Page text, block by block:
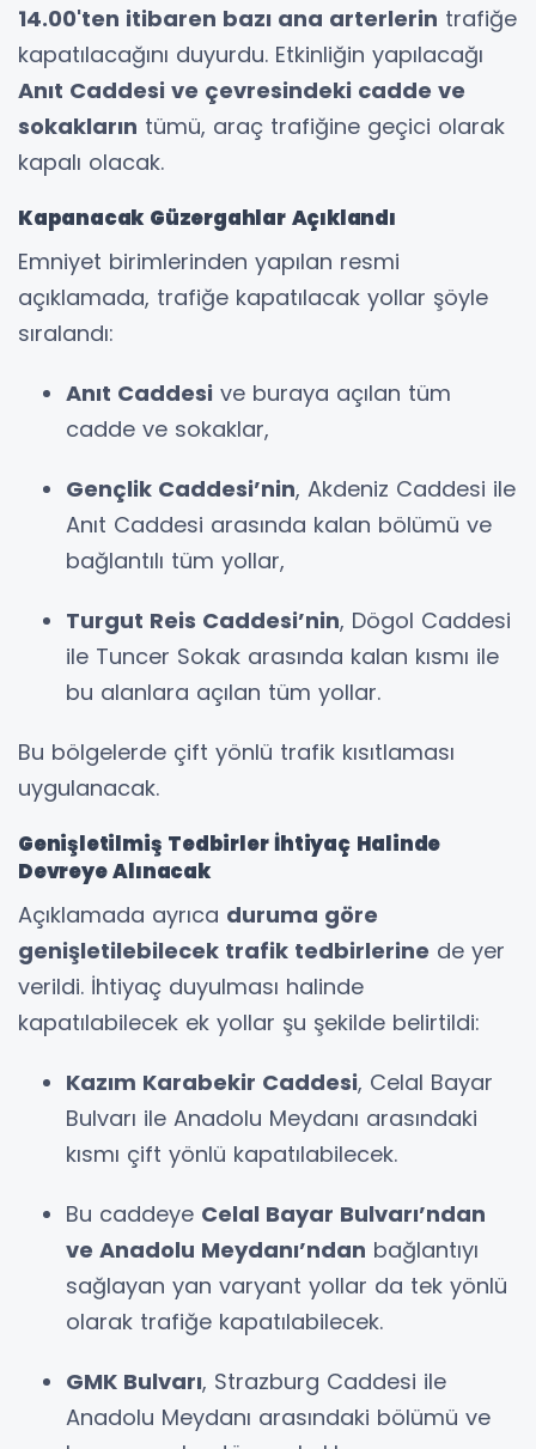
14.00'ten itibaren bazı ana arterlerin trafiğe
kapatılacağını duyurdu. Etkinliğin yapılacağı
Anıt Caddesi ve çevresindeki cadde ve
sokakların tümü, araç trafiğine geçici olarak
kapalı olacak.
Kapanacak Güzergahlar Açıklandı
Emniyet birimlerinden yapılan resmi
açıklamada, trafiğe kapatılacak yollar şöyle
sıralandı:
Anıt Caddesi ve buraya açılan tüm
cadde ve sokaklar,
Gençlik Caddesi’nin, Akdeniz Caddesi ile
Anıt Caddesi arasında kalan bölümü ve
bağlantılı tüm yollar,
Turgut Reis Caddesi’nin, Dögol Caddesi
ile Tuncer Sokak arasında kalan kısmı ile
bu alanlara açılan tüm yollar.
Bu bölgelerde çift yönlü trafik kısıtlaması
uygulanacak.
Genişletilmiş Tedbirler İhtiyaç Halinde
Devreye Alınacak
Açıklamada ayrıca duruma göre
genişletilebilecek trafik tedbirlerine de yer
verildi. İhtiyaç duyulması halinde
kapatılabilecek ek yollar şu şekilde belirtildi:
Kazım Karabekir Caddesi, Celal Bayar
Bulvarı ile Anadolu Meydanı arasındaki
kısmı çift yönlü kapatılabilecek.
Bu caddeye Celal Bayar Bulvarı’ndan
ve Anadolu Meydanı’ndan bağlantıyı
sağlayan yan varyant yollar da tek yönlü
olarak trafiğe kapatılabilecek.
GMK Bulvarı, Strazburg Caddesi ile
Anadolu Meydanı arasındaki bölümü ve